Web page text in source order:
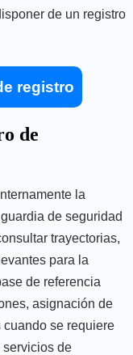
de un registro
registro
de
la
de seguridad
trayectorias,
para la
de referencia
asignación de
se requiere
servicios de